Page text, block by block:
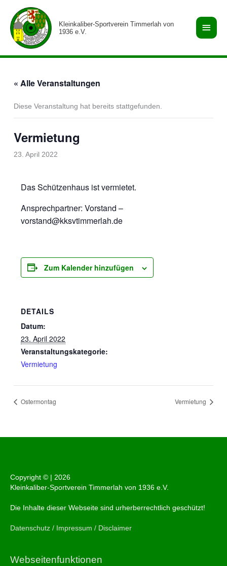
Inhalt
springen
Kleinkaliber-Sportverein Timmerlah von
1936 e.V.
« Alle Veranstaltungen
Diese Veranstaltung hat bereits stattgefunden.
Vermietung
23. April 2022
Das Schützenhaus ist vermietet.
Ansprechpartner: Vorstand –
vorstand@kksvtimmerlah.de
Zum Kalender hinzufügen
DETAILS
Datum:
23. April 2022
Veranstaltungskategorie:
Vermietung
Ostermontag Vermietung
Copyright © | 2026
Kleinkaliber-Sportverein Timmerlah von 1936 e.V.
Die Inhalte dieser Webseite sind urherberrechtlich geschützt!
Datenschutz / Impressum / Disclaimer
Webseitenfunktionen